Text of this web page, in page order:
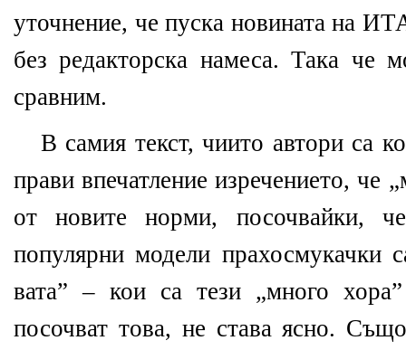
уточнение, че пуска новината на
без редакторска намеса. Така че
сравним.
В самия текст, чиито автори са
прави впечатление изречението, че
от новите норми, посочвайки,
популярни модели
вата” – кои са тези „много
посочват това, не става ясно.